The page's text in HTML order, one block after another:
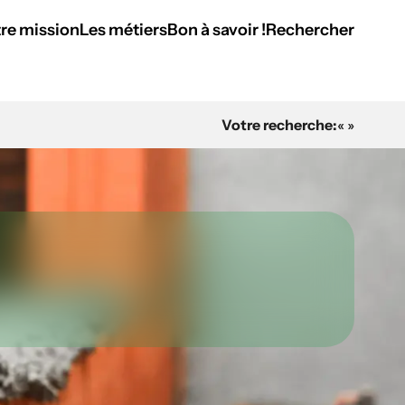
missionLes métiersBon à savoir !Rechercher
Votre recherche:« »